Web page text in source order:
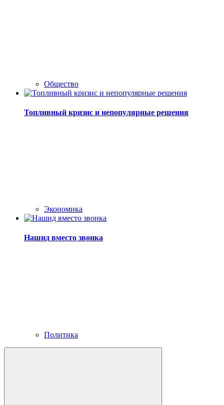
Общество
Топливный кризис и непопулярные решения
Экономика
Нашид вместо звонка
Политика